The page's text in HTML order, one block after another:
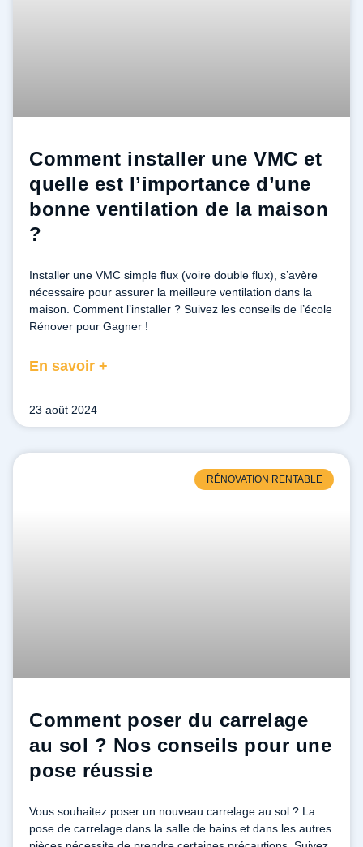
Comment installer une VMC et
quelle est l’importance d’une
bonne ventilation de la maison
?
Installer une VMC simple flux (voire double flux), s’avère
nécessaire pour assurer la meilleure ventilation dans la
maison. Comment l’installer ? Suivez les conseils de l’école
Rénover pour Gagner !
En savoir +
23 août 2024
RÉNOVATION RENTABLE
Comment poser du carrelage
au sol ? Nos conseils pour une
pose réussie
Vous souhaitez poser un nouveau carrelage au sol ? La
pose de carrelage dans la salle de bains et dans les autres